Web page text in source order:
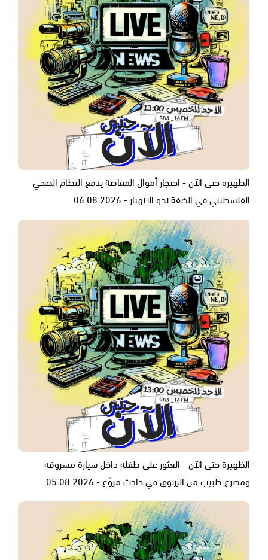
الظهيرة حتى الآن - احتجاز أموال المقاصة يدفع النظام الصحي
الفلسطيني في الضفة نحو الانهيار - 06.08.2026
الظهيرة حتى الآن - العثور على طفلة داخل سيارة مسروقة
ومصرع طبيب من الزرنوق في حادث مروّع - 05.08.2026